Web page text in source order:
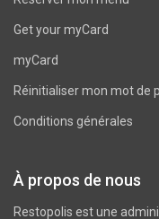
Get your myCard
myCard
Réinitialiser mon mot de
Conditions générales
À propos de nous
Restopolis est une